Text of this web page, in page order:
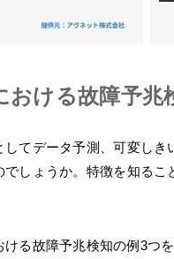
おける故障予兆
てデータ予測、可変し
しょうか。特徴を知る
る故障予兆検知の例3つ